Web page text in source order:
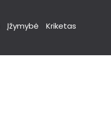
Įžymybė Kriketas